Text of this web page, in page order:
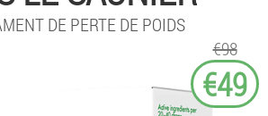
DE PERTE DE POIDS
€98
€49